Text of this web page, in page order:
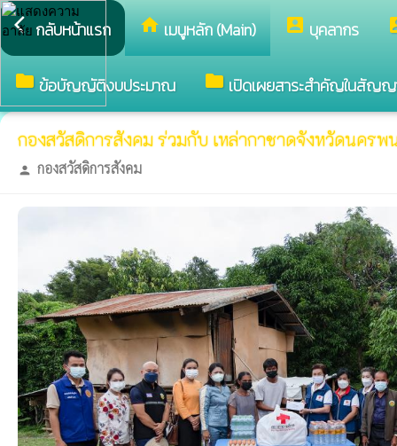
arrow_back_ios กลับหน้าแรก homeเมนูหลัก (Main) account_box บุคลากร
folder ข้อบัญญัติงบประมาณ folder เปิดเผยสาระสำคัญในสัญ
กองสวัสดิการสังคม ร่วมกับ เหล่ากาชาดจังหวัดนคร
person กองสวัสดิการสังคม